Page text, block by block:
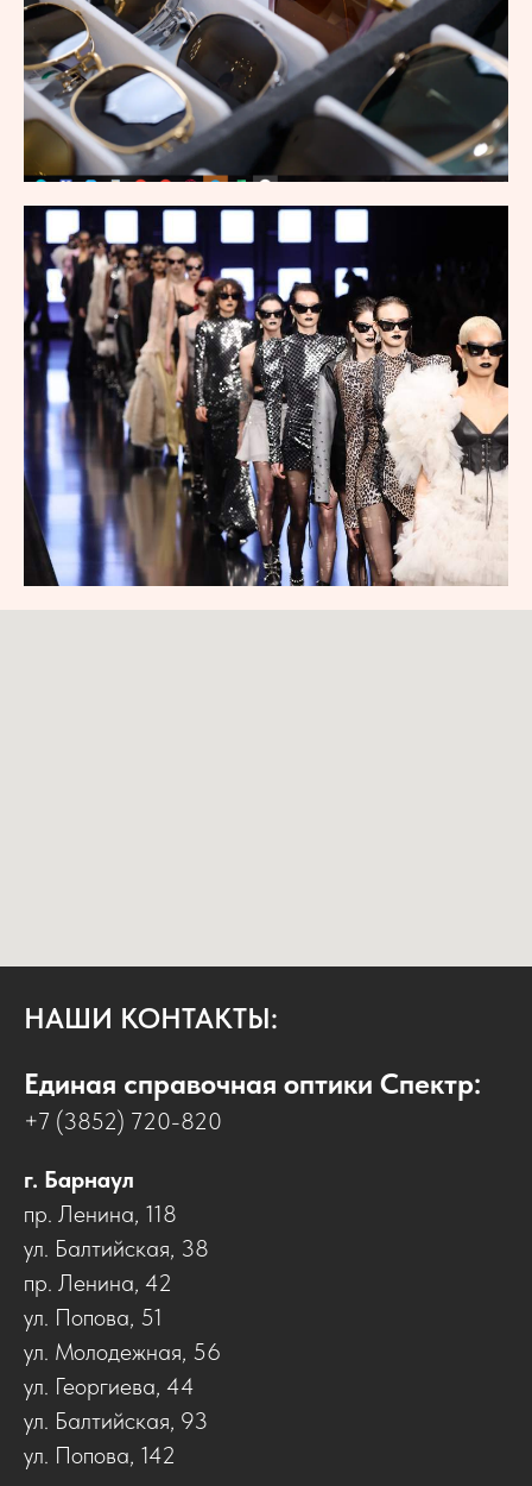
НАШИ КОНТАКТЫ:
Единая справочная оптики Спектр:
+7 (3852) 720-820
г. Барнаул
пр. Ленина, 118
ул. Балтийская, 38
пр. Ленина, 42
ул. Попова, 51
ул. Молодежная, 56
ул. Георгиева, 44
ул. Балтийская, 93
ул. Попова, 142